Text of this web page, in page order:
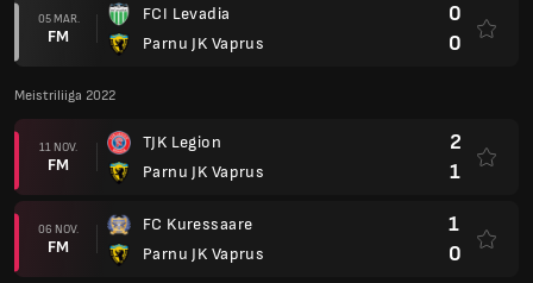
05 MAR.
FM
FCI Levadia
Parnu JK Vaprus
0
0
Meistriliiga 2022
11 NOV.
FM
TJK Legion
Parnu JK Vaprus
2
1
06 NOV.
FM
FC Kuressaare
Parnu JK Vaprus
1
0